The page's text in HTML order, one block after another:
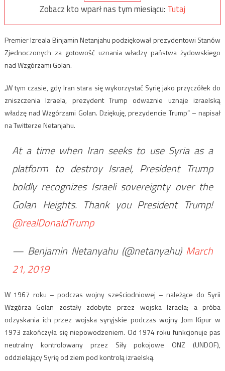
Zobacz kto wparł nas tym miesiącu: Tutaj
Premier Izreala Binjamin Netanjahu podziękował prezydentowi Stanów
Zjednoczonych za gotowość uznania władzy państwa żydowskiego
nad Wzgórzami Golan.
„W tym czasie, gdy Iran stara się wykorzystać Syrię jako przyczółek do
zniszczenia Izraela, prezydent Trump odwaznie uznaje izraelską
władzę nad Wzgórzami Golan. Dziękuję, prezydencie Trump” – napisał
na Twitterze Netanjahu.
At a time when Iran seeks to use Syria as a
platform to destroy Israel, President Trump
boldly recognizes Israeli sovereignty over the
Golan Heights. Thank you President Trump!
@realDonaldTrump
— Benjamin Netanyahu (@netanyahu) March
21, 2019
W 1967 roku – podczas wojny sześciodniowej – należące do Syrii
Wzgórza Golan zostały zdobyte przez wojska Izraela; a próba
odzyskania ich przez wojska syryjskie podczas wojny Jom Kipur w
1973 zakończyła się niepowodzeniem. Od 1974 roku funkcjonuje pas
neutralny kontrolowany przez Siły pokojowe ONZ (UNDOF),
oddzielający Syrię od ziem pod kontrolą izraelską.